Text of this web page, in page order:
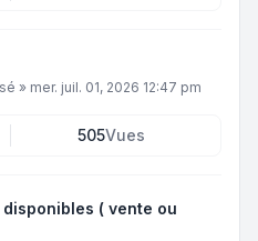
» mer. juil. 01, 2026 12:47 pm
505Vues
( vente ou